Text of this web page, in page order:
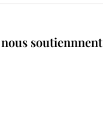
soutiennnent